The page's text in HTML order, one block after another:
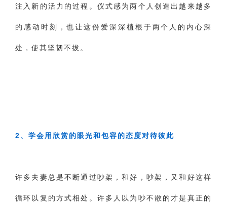
注入新的活力的过程。仪式感为两个人创造出越来越多
的感动时刻，也让这份爱深深植根于两个人的内心深
处，使其坚韧不拔。
2、学会用欣赏的眼光和包容的态度对待彼此
许多夫妻总是不断通过吵架，和好，吵架，又和好这样
循环以复的方式相处。许多人以为吵不散的才是真正的